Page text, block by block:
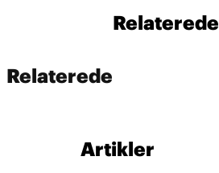
Relaterede
Relaterede
Artikler